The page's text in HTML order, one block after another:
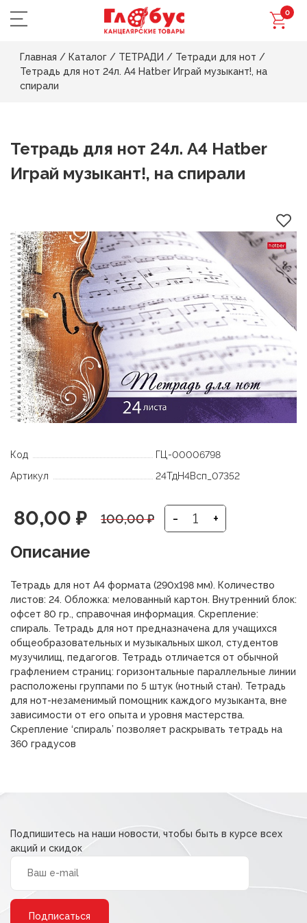
0
Главная / Каталог / ТЕТРАДИ / Тетради для нот /
Тетрадь для нот 24л. А4 Hatber Играй музыкант!, на
спирали
Тетрадь для нот 24л. А4 Hatber
Играй музыкант!, на спирали
Код
ГЦ-00006798
Артикул
24ТдН4Всп_07352
100,00₽
Первоначальная
цена
составляла
100,00 ₽.
80,00 ₽
Текущая
цена:
80,00 ₽.
- +
Описание
Тетрадь для нот А4 формата (290х198 мм). Количество
листов: 24. Обложка: мелованный картон. Внутренний блок:
офсет 80 гр., справочная информация. Скрепление:
спираль. Тетрадь для нот предназначена для учащихся
общеобразовательных и музыкальных школ, студентов
музучилищ, педагогов. Тетрадь отличается от обычной
графлением страниц: горизонтальные параллельные линии
расположены группами по 5 штук (нотный стан). Тетрадь
для нот-незаменимый помощник каждого музыканта, вне
зависимости от его опыта и уровня мастерства.
Скрепление ‘спираль’ позволяет раскрывать тетрадь на
360 градусов
Подпишитесь на наши новости, чтобы быть в курсе всех
акций и скидок